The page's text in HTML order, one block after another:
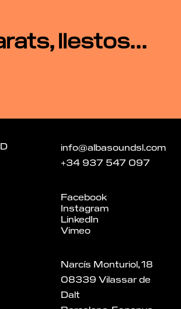
llestos...
info@albasoundsl.com
+34 937 547 097
Facebook
Instagram
LinkedIn
Vimeo
Narcís Monturiol, 18
08339 Vilassar de
Dalt